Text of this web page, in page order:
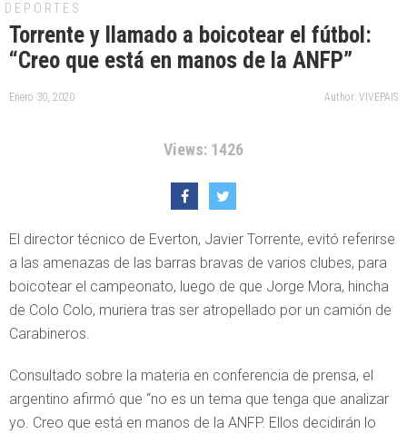
DEPORTES
Torrente y llamado a boicotear el fútbol:
“Creo que está en manos de la ANFP”
Enero 30, 2020 Author: VIVEPAIS
Views: 1426
El director técnico de Everton, Javier Torrente, evitó referirse
a las amenazas de las barras bravas de varios clubes, para
boicotear el campeonato, luego de que Jorge Mora, hincha
de Colo Colo, muriera tras ser atropellado por un camión de
Carabineros.
Consultado sobre la materia en conferencia de prensa, el
argentino afirmó que “no es un tema que tenga que analizar
yo. Creo que está en manos de la ANFP. Ellos decidirán lo